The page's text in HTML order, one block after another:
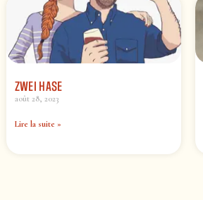
ZWEI HASE
août 28, 2023
Lire la suite »